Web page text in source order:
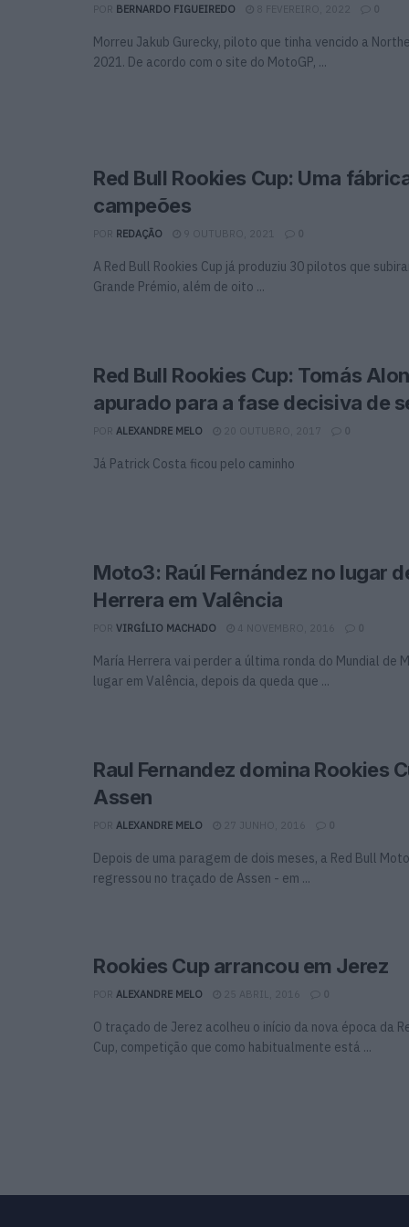
BERNARDO FIGUEIREDO 8 FEVEREIRO, 2022 0
Morreu Jakub Gurecky, piloto que tinha vencido a
2021. De acordo com o site do MotoGP, ...
Red Bull Rookies Cup: Uma
campeões
REDAÇÃO 9 OUTUBRO, 2021 0
A Red Bull Rookies Cup já produziu 30 pilotos que
Grande Prémio, além de oito ...
Red Bull Rookies Cup: Tomás
apurado para a fase decisiva de
ALEXANDRE MELO 20 OUTUBRO, 2017 0
Já Patrick Costa ficou pelo caminho
Moto3: Raúl Fernández no lugar
Herrera em Valência
VIRGÍLIO MACHADO 4 NOVEMBRO, 2016 0
María Herrera vai perder a última ronda do Mundial de
lugar em Valência, depois da queda que ...
Raul Fernandez domina Rookies
Assen
ALEXANDRE MELO 27 JUNHO, 2016 0
Depois de uma paragem de dois meses, a Red Bull
regressou no traçado de Assen - em ...
Rookies Cup arrancou em Jerez
ALEXANDRE MELO 25 ABRIL, 2016 0
O traçado de Jerez acolheu o início da nova época da
Cup, competição que como habitualmente está ...